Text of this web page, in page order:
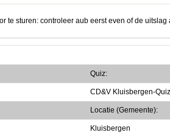
te sturen: controleer aub eerst even of de
Quiz:
CD&V Kluisbergen-Quiz
Locatie (Gemeente):
Kluisbergen